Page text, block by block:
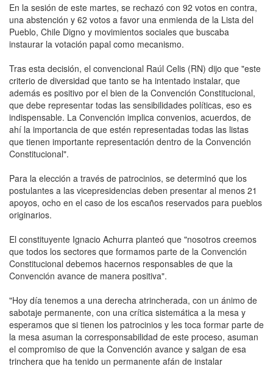
En la sesión de este martes, se rechazó con 92 votos en contra,
una abstención y 62 votos a favor una enmienda de la Lista del
Pueblo, Chile Digno y movimientos sociales que buscaba
instaurar la votación papal como mecanismo.
Tras esta decisión, el convencional Raúl Celis (RN) dijo que "este
criterio de diversidad que tanto se ha intentado instalar, que
además es positivo por el bien de la Convención Constitucional,
que debe representar todas las sensibilidades políticas, eso es
indispensable. La Convención implica convenios, acuerdos, de
ahí la importancia de que estén representadas todas las listas
que tienen importante representación dentro de la Convención
Constitucional".
Para la elección a través de patrocinios, se determinó que los
postulantes a las vicepresidencias deben presentar al menos 21
apoyos, ocho en el caso de los escaños reservados para pueblos
originarios.
El constituyente Ignacio Achurra planteó que "nosotros creemos
que todos los sectores que formamos parte de la Convención
Constitucional debemos hacernos responsables de que la
Convención avance de manera positiva".
"Hoy día tenemos a una derecha atrincherada, con un ánimo de
sabotaje permanente, con una crítica sistemática a la mesa y
esperamos que si tienen los patrocinios y les toca formar parte de
la mesa asuman la corresponsabilidad de este proceso, asuman
el compromiso de que la Convención avance y salgan de esa
trinchera que ha tenido un permanente afán de instalar